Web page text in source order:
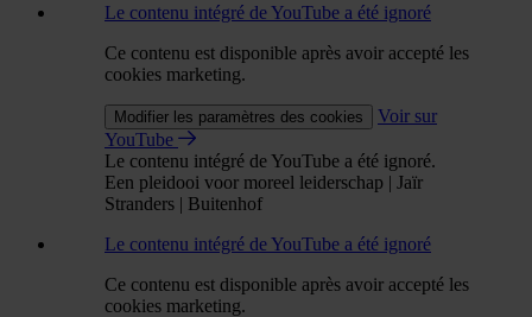
Le contenu intégré de YouTube a été ignoré
Ce contenu est disponible après avoir accepté les
cookies marketing.
Modifier les paramètres des cookies
Voir sur
YouTube
Le contenu intégré de YouTube a été ignoré.
Een pleidooi voor moreel leiderschap | Jaïr
Stranders | Buitenhof
Le contenu intégré de YouTube a été ignoré
Ce contenu est disponible après avoir accepté les
cookies marketing.